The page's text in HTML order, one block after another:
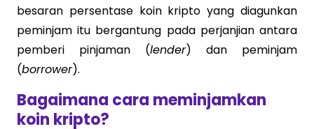
besaran persentase koin kripto yang diagunkan
peminjam itu bergantung pada perjanjian antara
pemberi pinjaman (lender) dan peminjam
(borrower).
Bagaimana cara meminjamkan
koin kripto?